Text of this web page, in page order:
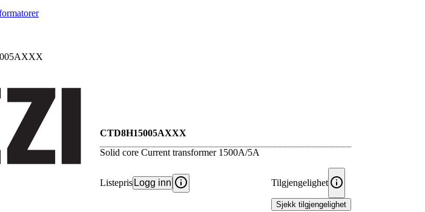
CTD8H15005AXXX
Solid core Current transformer 1500A/5A
Listepris Logg inn Tilgjengelighet
Sjekk tilgjengelighet